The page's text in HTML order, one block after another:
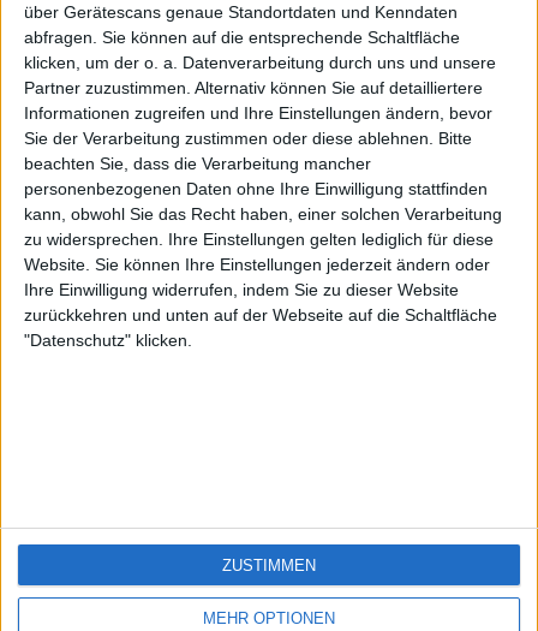
über Gerätescans genaue Standortdaten und Kenndaten
abfragen. Sie können auf die entsprechende Schaltfläche
klicken, um der o. a. Datenverarbeitung durch uns und unsere
Partner zuzustimmen. Alternativ können Sie auf detailliertere
Informationen zugreifen und Ihre Einstellungen ändern, bevor
Sie der Verarbeitung zustimmen oder diese ablehnen.
Bitte
beachten Sie, dass die Verarbeitung mancher
personenbezogenen Daten ohne Ihre Einwilligung stattfinden
kann, obwohl Sie das Recht haben, einer solchen Verarbeitung
zu widersprechen. Ihre Einstellungen gelten lediglich für diese
Website. Sie können Ihre Einstellungen jederzeit ändern oder
Ihre Einwilligung widerrufen, indem Sie zu dieser Website
zurückkehren und unten auf der Webseite auf die Schaltfläche
"Datenschutz" klicken.
MEHR OPTIONEN
ZUSTIMMEN
HagenVonTronje QueenofGeo
🇺🇸 We noticed you’re visiting
from an English-speaking
country
Join our American version now and be
among the firsts to submit your score
on our leaderboards!
Let's visit GeoHeroes.com!